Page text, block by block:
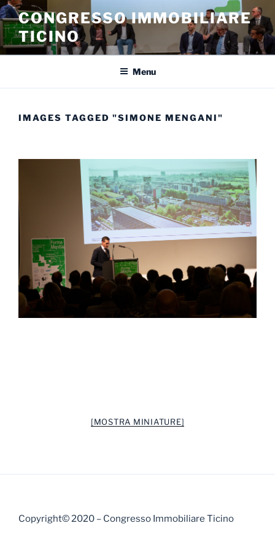
Salta
al
contenuto
CONGRESSO IMMOBILIARE
TICINO
Menu
IMAGES TAGGED "SIMONE MENGANI"
[MOSTRA MINIATURE]
Copyright© 2020 – Congresso Immobiliare Ticino